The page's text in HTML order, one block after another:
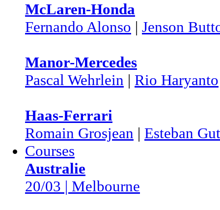
McLaren-Honda
Fernando Alonso | Jenson
Manor-Mercedes
Pascal Wehrlein | Rio Haryanto
Haas-Ferrari
Romain Grosjean | Esteban
Courses
Australie
20/03 | Melbourne